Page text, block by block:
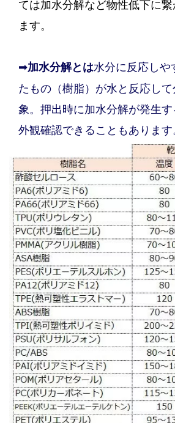
ては加水分解など物性低下に
ます。
➡加水分解とは水分に反応しや
たもの（樹脂）が水と反応し
象。押出時に加水分解が発生
外観確認できることもあります